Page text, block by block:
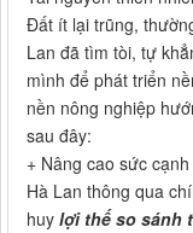
Đất ít lại trũng,
Lan đã tìm tòi, tự
mình để phát triển
nền nông nghiệp
sau đây:
+ Nâng cao sức
Hà Lan thông qua
huy lợi thế so sánh